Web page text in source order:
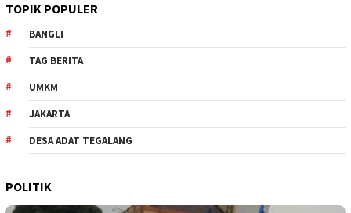
TOPIK POPULER
BANGLI
TAG BERITA
UMKM
JAKARTA
DESA ADAT TEGALANG
POLITIK